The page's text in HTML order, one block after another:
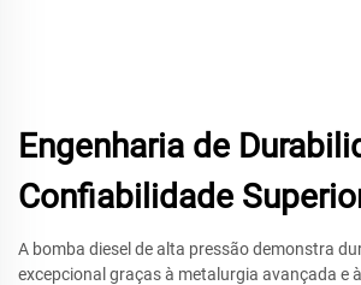
Engenharia de
Confiabilidade
A bomba diesel de alta pressão demonstra
excepcional graças à metalurgia avançada e